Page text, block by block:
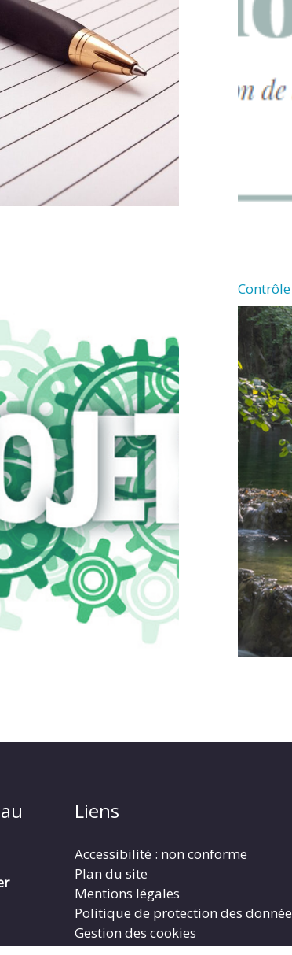
Liens
Accessibilité : non conforme
Plan du site
Mentions légales
Politique de protection des
Gestion des cookies